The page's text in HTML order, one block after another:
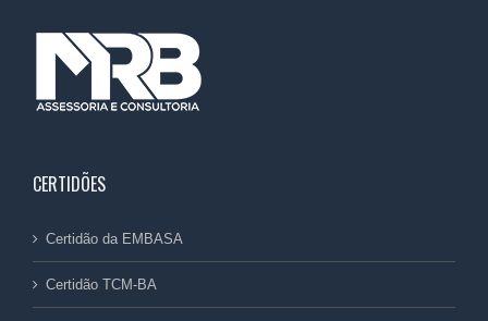
CERTIDÕES
Certidão da EMBASA
Certidão TCM-BA